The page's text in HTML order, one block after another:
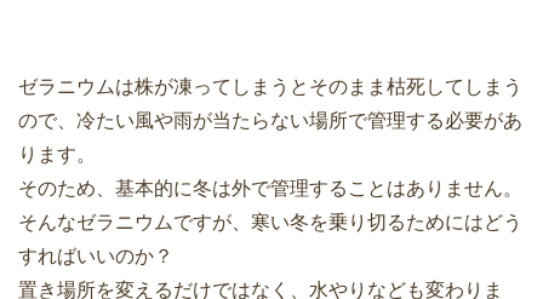
ゼラニウムは株が凍ってしまうとそのまま枯死してしまう
ので、冷たい風や雨が当たらない場所で管理する必要があ
ります。
そのため、基本的に冬は外で管理することはありません。
そんなゼラニウムですが、寒い冬を乗り切るためにはどう
すればいいのか？
置き場所を変えるだけではなく、水やりなども変わりま